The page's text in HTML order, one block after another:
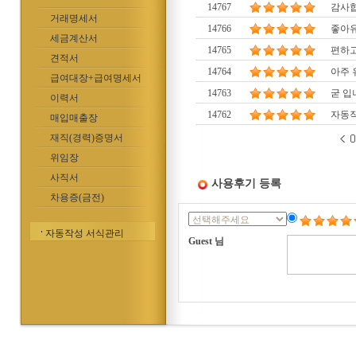
거래명세서
세금계산서
견적서
급여대장+급여명세서
이력서
매입매출장
재직(경력)증명서
위임장
사직서
차용증(금전)
자동작성 서식관리
14767
감사
14766
좋아
14765
편하
14764
아주
14763
굳 입
14762
자동
사용후기 등록
Guest 님